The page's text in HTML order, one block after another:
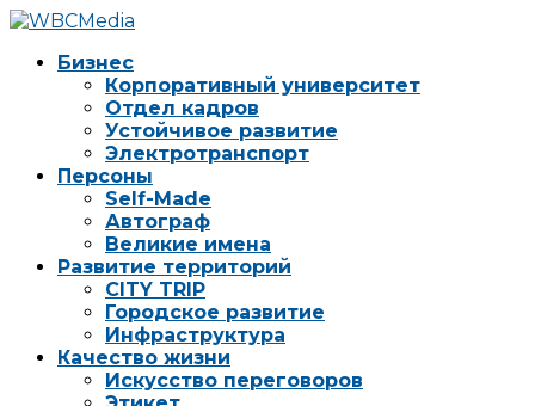
Бизнес
Корпоративный университет
Отдел кадров
Устойчивое развитие
Электротранспорт
Персоны
Self-Made
Автограф
Великие имена
Развитие территорий
CITY TRIP
Городское развитие
Инфраструктура
Качество жизни
Искусство переговоров